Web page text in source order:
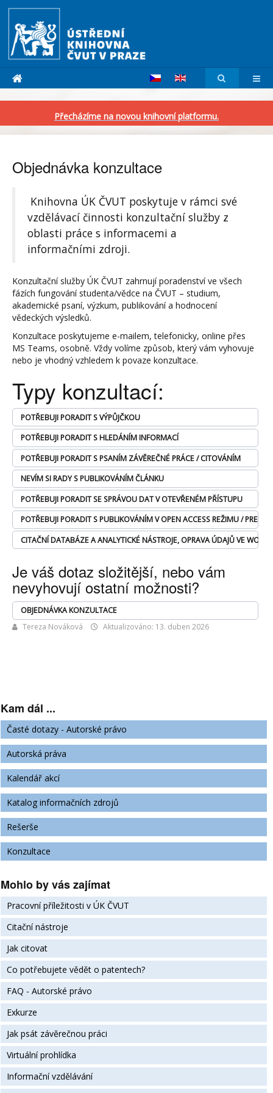
Přecházíme na novou knihovní platformu.
Objednávka konzultace
Knihovna ÚK ČVUT poskytuje v rámci své
vzdělávací činnosti konzultační služby z
oblasti práce s informacemi a
informačními zdroji.
Konzultační služby ÚK ČVUT zahrnují poradenství ve všech
fázích fungování studenta/vědce na ČVUT – studium,
akademické psaní, výzkum, publikování a hodnocení
vědeckých výsledků.
Konzultace poskytujeme e-mailem, telefonicky, online přes
MS Teams, osobně. Vždy volíme způsob, který vám vyhovuje
nebo je vhodný vzhledem k povaze konzultace.
Typy konzultací:
POTŘEBUJI PORADIT S VÝPŮJČKOU
POTŘEBUJI PORADIT S HLEDÁNÍM INFORMACÍ
POTŘEBUJI PORADIT S PSANÍM ZÁVĚREČNÉ PRÁCE / CITOVÁNÍM
NEVÍM SI RADY S PUBLIKOVÁNÍM ČLÁNKU
POTŘEBUJI PORADIT SE SPRÁVOU DAT V OTEVŘENÉM PŘÍSTUPU
POTŘEBUJI PORADIT S PUBLIKOVÁNÍM V OPEN ACCESS REŽIMU /
CITAČNÍ DATABÁZE A ANALYTICKÉ NÁSTROJE, OPRAVA ÚDAJŮ VE WOS
Je váš dotaz složitější, nebo vám
nevyhovují ostatní možnosti?
OBJEDNÁVKA KONZULTACE
Tereza Nováková
Aktualizováno: 13. duben 2026
Kam dál ...
Časté dotazy - Autorské právo
Autorská práva
Kalendář akcí
Katalog informačních zdrojů
Rešerše
Konzultace
Mohlo by vás zajímat
Pracovní příležitosti v ÚK ČVUT
Citační nástroje
Jak citovat
Co potřebujete vědět o patentech?
FAQ - Autorské právo
Exkurze
Jak psát závěrečnou práci
Virtuální prohlídka
Informační vzdělávání